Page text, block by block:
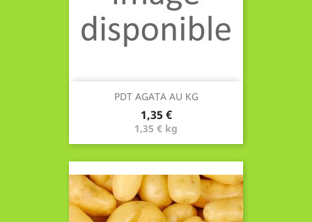
PDT AGATA AU KG
Prix
1,35 €
1,35 € kg